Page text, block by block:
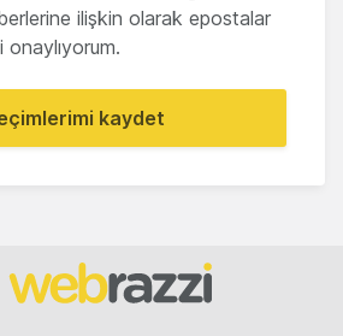
ilişkin olarak epostalar
kaydet